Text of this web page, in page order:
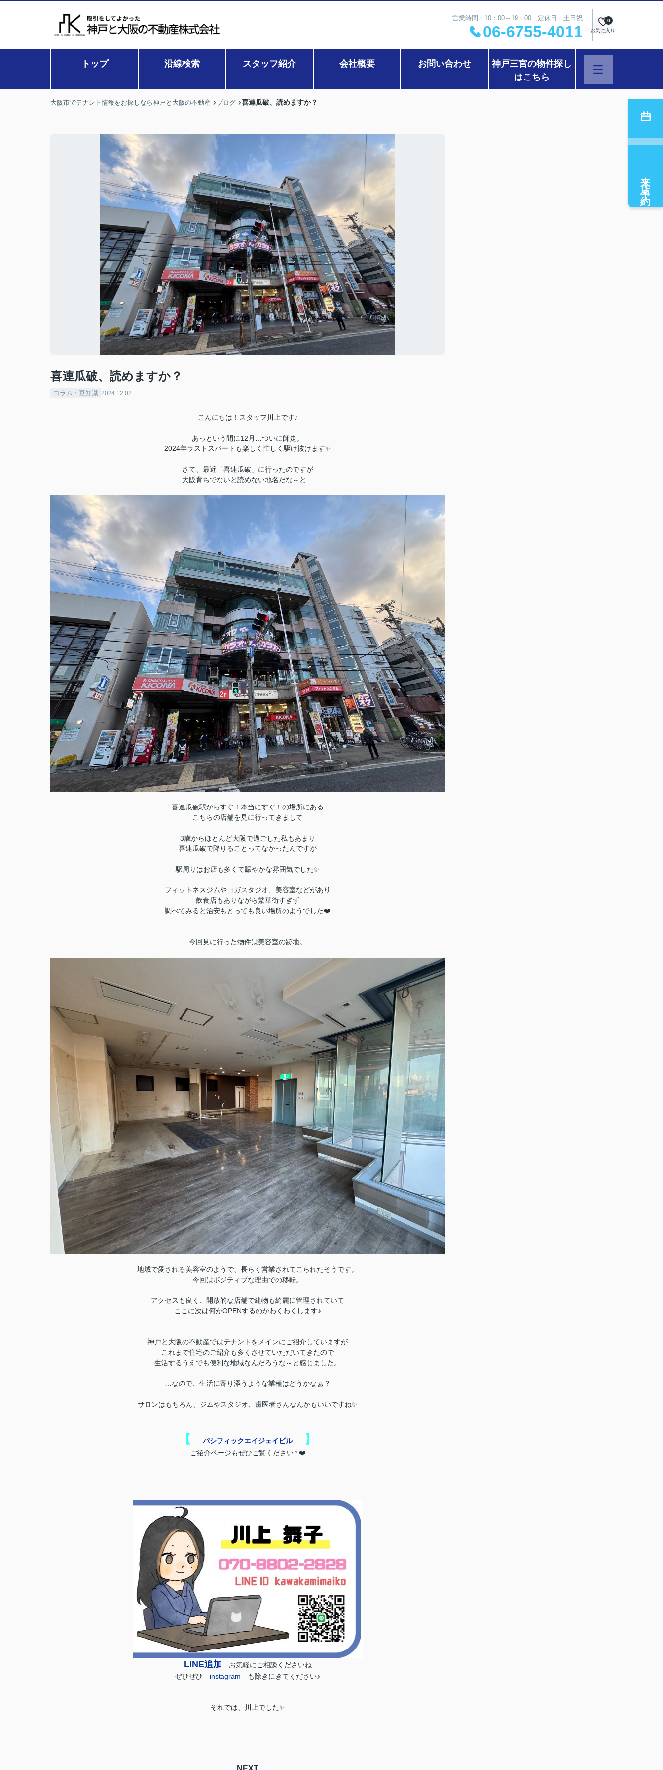
営業時間：10：00～19：00 定休日：土日祝
06-6755-4011 お気に入り
0
トップ 沿線検索 スタッフ紹介 会社概要 お問い合わせ
神戸三宮の物件探し
はこちら
大阪市でテナント情報をお探しなら神戸と大阪の不動産 ブログ 喜連瓜破、読めますか？
喜連瓜破、読めますか？
コラム・豆知識 2024.12.02
こんにちは！スタッフ川上です♪
あっという間に12月…ついに師走。
2024年ラストスパートも楽しく忙しく駆け抜けます✨
さて、最近「喜連瓜破」に行ったのですが
大阪育ちでないと読めない地名だな～と…
喜連瓜破駅からすぐ！本当にすぐ！の場所にある
こちらの店舗を見に行ってきまして
3歳からほとんど大阪で過ごした私もあまり
喜連瓜破で降りることってなかったんですが
駅周りはお店も多くて賑やかな雰囲気でした✨
フィットネスジムやヨガスタジオ、美容室などがあり
飲食店もありながら繁華街すぎず
調べてみると治安もとっても良い場所のようでした❤️
今回見に行った物件は美容室の跡地。
地域で愛される美容室のようで、長らく営業されてこられたそうです。
今回はポジティブな理由での移転。
アクセスも良く、開放的な店舗で建物も綺麗に管理されていて
ここに次は何がOPENするのかわくわくします♪
神戸と大阪の不動産ではテナントをメインにご紹介していますが
これまで住宅のご紹介も多くさせていただいてきたので
生活するうえでも便利な地域なんだろうな～と感じました。
…なので、生活に寄り添うような業種はどうかなぁ？
サロンはもちろん、ジムやスタジオ、歯医者さんなんかもいいですね✨
【 パシフィックエイジェイビル】
ご紹介ページもぜひご覧ください‍♀️❤️
LINE追加 お気軽にご相談くださいね
ぜひぜひ instagram も除きにきてください♪
それでは、川上でした✨
来店予約